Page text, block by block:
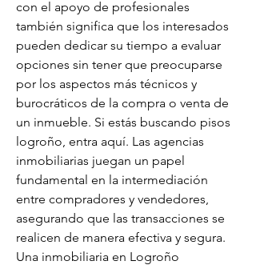
con el apoyo de profesionales
también significa que los interesados
pueden dedicar su tiempo a evaluar
opciones sin tener que preocuparse
por los aspectos más técnicos y
burocráticos de la compra o venta de
un inmueble. Si estás buscando pisos
logroño, entra aquí. Las agencias
inmobiliarias juegan un papel
fundamental en la intermediación
entre compradores y vendedores,
asegurando que las transacciones se
realicen de manera efectiva y segura.
Una inmobiliaria en Logroño